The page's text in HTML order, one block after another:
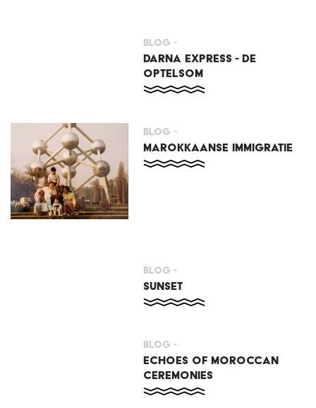
Blog -
DARNA EXPRESS - DE
OPTELSOM
Blog -
MAROKKAANSE IMMIGRATIE
Blog -
SUNSET
Blog -
ECHOES OF MOROCCAN
CEREMONIES